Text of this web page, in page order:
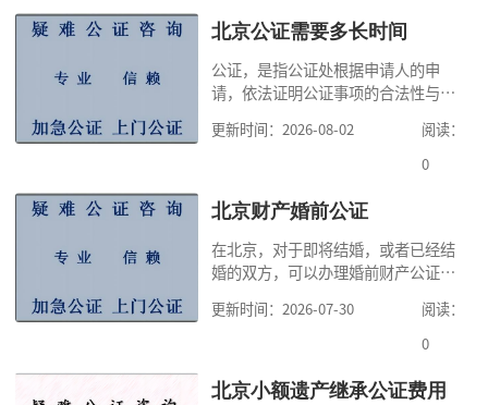
北京公证需要多长时间
公证，是指公证处根据申请人的申
请，依法证明公证事项的合法性与真
高公证事项的效力，固定证据，但是
很多人不知道在北京办理公证需要多
家，办理公证的时候除了需要按照公
道北京公证需要什么材料,北京公证需
要多少钱？北京公
更新时间：2026-08-02
阅读：
0
北京财产婚前公证
在北京，对于即将结婚，或者已经结
婚的双方，可以办理婚前财产公证，
式，可以避免个人财产引发的纠纷，
但是，在北京办理婚前财产公证，除
料外，公证咨询告诉大家，我们有必
更新时间：2026-07-30
阅读：
0
北京小额遗产继承公证费用